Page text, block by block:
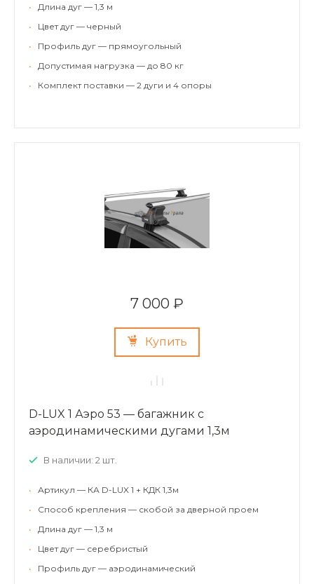
•
Длина дуг — 1,3 м
•
Цвет дуг — черный
•
Профиль дуг — прямоугольный
•
Допустимая нагрузка — до 80 кг
•
Комплект поставки — 2 дуги и 4 опоры
7 000 ₽
Купить
D-LUX 1 Аэро 53 — багажник с
аэродинамическими дугами 1,3м
В наличии: 2 шт.
•
Артикул — КА D-LUX 1 + КДК 1,3м
•
Способ крепления — скобой за дверной проем
•
Длина дуг — 1,3 м
•
Цвет дуг — серебристый
•
Профиль дуг — аэродинамический